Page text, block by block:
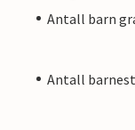
Antall barn
Antall